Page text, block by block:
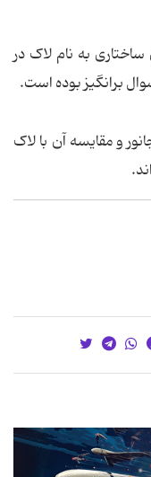
به نام لاک در
برانگیز بوده است.
و مقایسه آن با لاک